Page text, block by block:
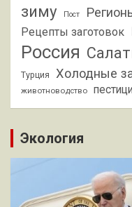
зиму
Пост
Рецепты заготовок
Россия
Турция Холодные
животноводство
Экология